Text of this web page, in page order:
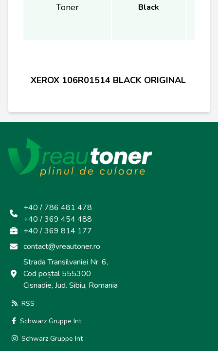
Toner Black
XEROX 106R01514 BLACK ORIGINAL
+40 / 786 481 478
+40 / 369 454 488
+40 / 369 814 177
contact@vreautoner.ro
Strada Transilvaniei Nr. 6,
Cod poștal 555300
Cisnadie, Jud. Sibiu, Romania
RSS
Schwarz Gruppe Int
Schwarz Gruppe Int